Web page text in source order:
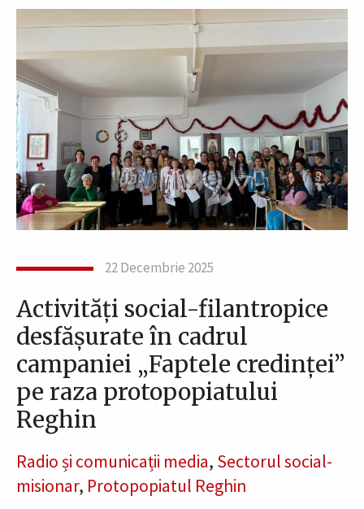
22 Decembrie 2025
Activități social-filantropice
desfășurate în cadrul
campaniei „Faptele credinței”
pe raza protopopiatului
Reghin
Radio și comunicații media, Sectorul social-
misionar, Protopopiatul Reghin